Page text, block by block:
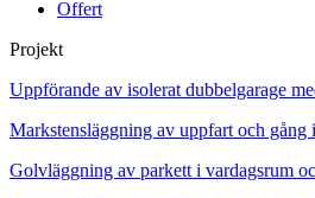
Offert
Projekt
Uppförande av isolerat dubbelgarage
Markstensläggning av uppfart och gång
Golvläggning av parkett i vardagsrum